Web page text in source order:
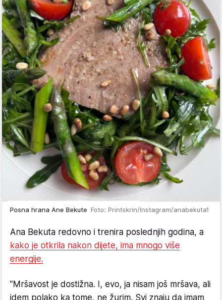
Posna hrana Ane Bekute Foto: Printskrin/Instagram/anabekuta1
Ana Bekuta redovno i trenira poslednjih godina, a
kako je otkrila nakon dijete, ima mnogo više
energije.
"Mršavost je dostižna. I, evo, ja nisam još mršava, ali
idem polako ka tome, ne žurim. Svi znaju da imam